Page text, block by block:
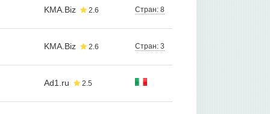
KMA.Biz 2.6 Стран: 8
KMA.Biz 2.6 Стран: 3
Ad1.ru 2.5